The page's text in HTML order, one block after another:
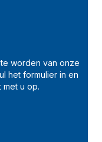
te worden van onze
het formulier in en
u op.